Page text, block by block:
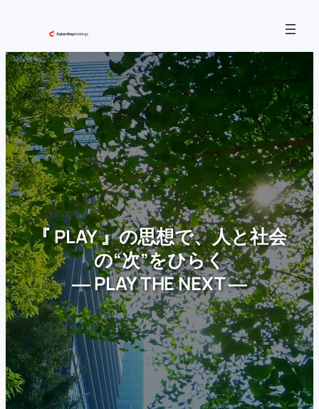
を
ス
キ
ッ
プ
『 PLAY 』の思想で、人と社会
の“次”をひらく
― PLAY THE NEXT ―